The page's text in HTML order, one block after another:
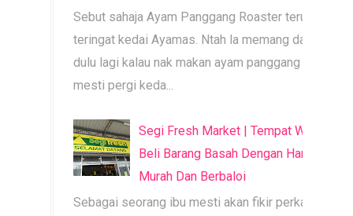
Sebut sahaja Ayam Panggang Roaster terus
teringat kedai Ayamas. Ntah la memang dari
dulu lagi kalau nak makan ayam panggang
mesti pergi keda...
Segi Fresh Market | Tempat Wajib
Beli Barang Basah Dengan Harga
Murah Dan Berbaloi
Sebagai seorang ibu mesti akan fikir perkara